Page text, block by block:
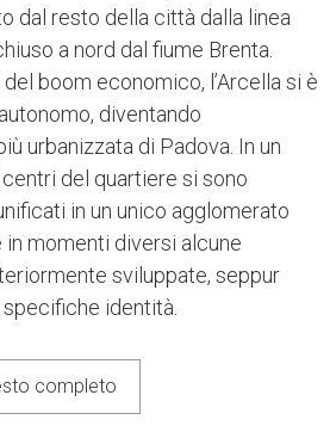
dal resto della città dalla linea
a nord dal fiume Brenta.
boom economico, l’Arcella si è
diventando
urbanizzata di Padova. In un
del quartiere si sono
in un unico agglomerato
in momenti diversi alcune
sviluppate, seppur
identità.
completo